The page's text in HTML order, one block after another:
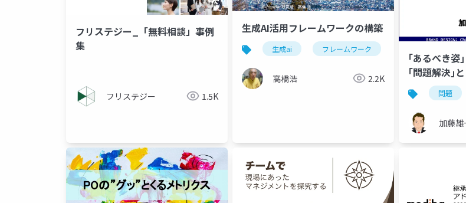
フリステジー_「無料相談」事例
集
フリステジー 1.5K
生成AI活用フレームワークの構築
生成ai フレームワーク
高橋浩 2.2K
｢あるべき姿
｢問題解決｣
問題
加藤雄